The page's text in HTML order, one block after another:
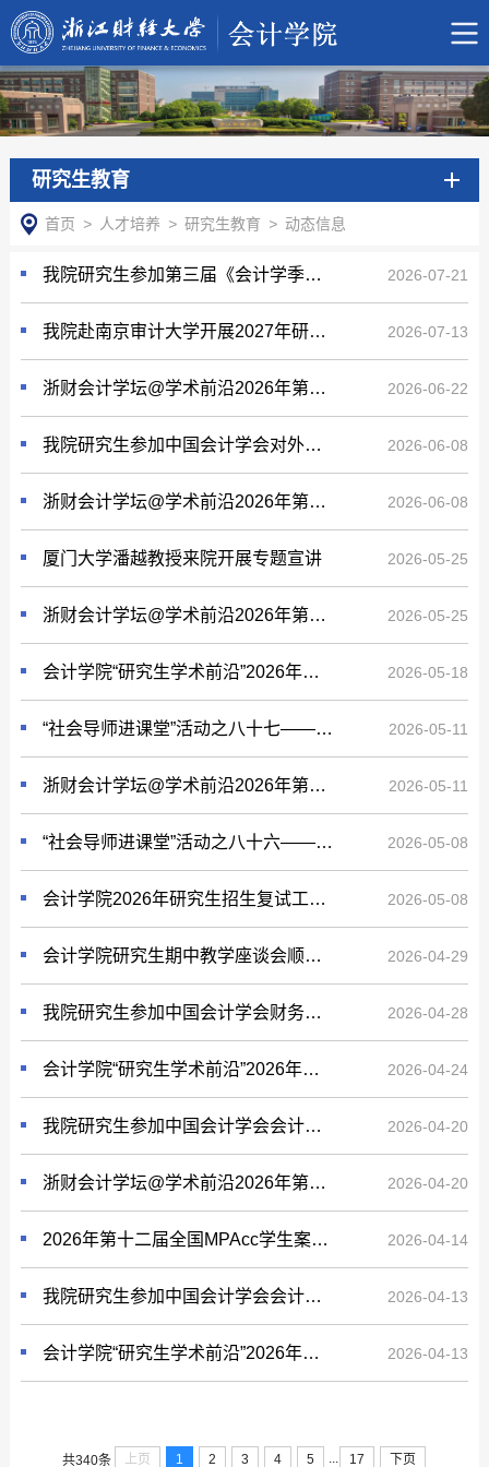
研究生教育
首页 > 人才培养 > 研究生教育 > 动态信息
我院研究生参加第三届《会计学季刊》学术年会 2026-07-21
我院赴南京审计大学开展2027年研究生招生宣传 2026-07-13
浙财会计学坛@学术前沿2026年第9期(总第94期） 2026-06-22
我院研究生参加中国会计学会对外学术交流专业委员会学术年会暨CJAS 2026第一次学术研讨会 2026-06-08
浙财会计学坛@学术前沿2026年第8期(总第93期） 2026-06-08
厦门大学潘越教授来院开展专题宣讲 2026-05-25
浙财会计学坛@学术前沿2026年第7期(总第92期） 2026-05-25
会计学院“研究生学术前沿”2026年第六期顺利举行 2026-05-18
“社会导师进课堂”活动之八十七——主题讲座：新时代内部审计的使命与担当 2026-05-11
浙财会计学坛@学术前沿2026年第6期(总第91期） 2026-05-11
“社会导师进课堂”活动之八十六——主题讲座：国企内部审计实务与职业发展 2026-05-08
会计学院2026年研究生招生复试工作顺利完成 2026-05-08
会计学院研究生期中教学座谈会顺利举行 2026-04-29
我院研究生参加中国会计学会财务管理专业委员会2025学术年会 2026-04-28
会计学院“研究生学术前沿”2026年第五期顺利举行 2026-04-24
我院研究生参加中国会计学会会计教育分会2026年学术年会 2026-04-20
浙财会计学坛@学术前沿2026年第5期(总第90期） 2026-04-20
2026年第十二届全国MPAcc学生案例大赛院内选拔赛顺利举行 2026-04-14
我院研究生参加中国会计学会会计基础理论专业委员会2026年学术研讨会 2026-04-13
会计学院“研究生学术前沿”2026年第四期顺利举行 2026-04-13
共340条 上页 1 2 3 4 5 ... 17 下页